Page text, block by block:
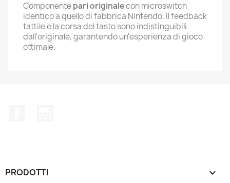
Componentepari originalecon microswitch
identico a quello di fabbrica Nintendo. Il feedback
tattile e la corsa del tasto sono indistinguibili
dall'originale, garantendo un'esperienza di gioco
ottimale.
PRODOTTI 